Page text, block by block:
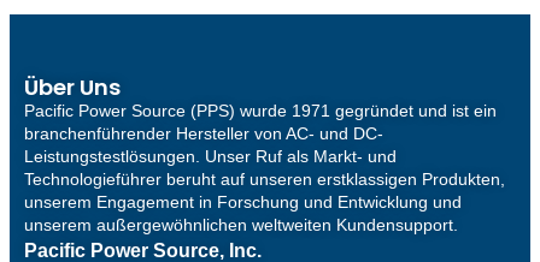
Über Uns
Pacific Power Source (PPS) wurde 1971 gegründet und ist ein
branchenführender Hersteller von AC- und DC-
Leistungstestlösungen. Unser Ruf als Markt- und
Technologieführer beruht auf unseren erstklassigen Produkten,
unserem Engagement in Forschung und Entwicklung und
unserem außergewöhnlichen weltweiten Kundensupport.
Pacific Power Source, Inc.